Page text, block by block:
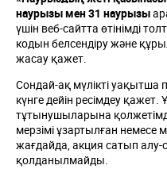
наурызы мен 31 наурызы
үшін веб-сайтта өтінімді
кодын белсендіру және
жасау қажет.
Сондай-ақ мүлікті уақытша
күнге дейін ресімдеу
тұтынушыларына
мерзімі ұзартылған немесе
жағдайда, акция сатып алу-
қолданылмайды.